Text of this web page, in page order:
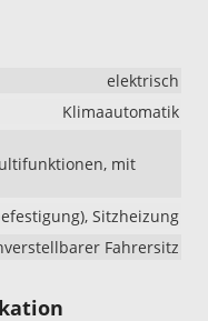
elektrisch
Klimaautomatik
mit
Sitzheizung
Fahrersitz